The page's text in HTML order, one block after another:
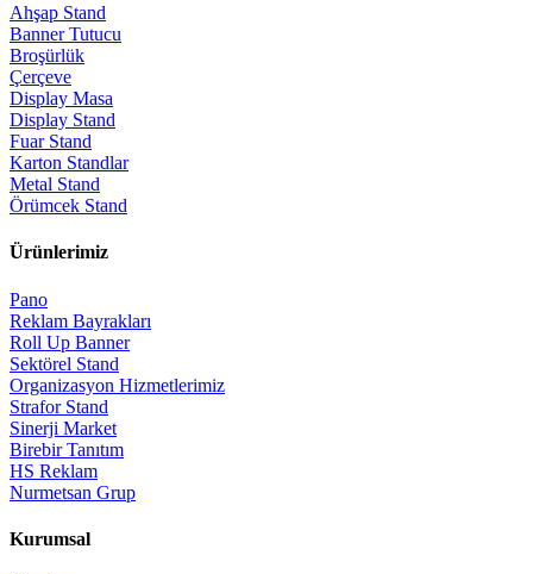
Ahşap Stand
Banner Tutucu
Broşürlük
Çerçeve
Display Masa
Display Stand
Fuar Stand
Karton Standlar
Metal Stand
Örümcek Stand
Ürünlerimiz
Pano
Reklam Bayrakları
Roll Up Banner
Sektörel Stand
Organizasyon Hizmetlerimiz
Strafor Stand
Sinerji Market
Birebir Tanıtım
HS Reklam
Nurmetsan Grup
Kurumsal